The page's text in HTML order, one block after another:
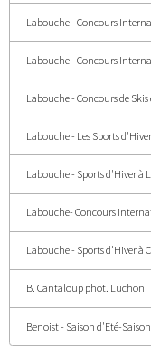
Labouche - Concours
Labouche - Concours
Labouche - Concours de Skis
Labouche - Les Sports
Labouche - Sports d'Hiver à
Labouche- Concours
Labouche - Sports d'Hiver à
B. Cantaloup phot. Luchon
Benoist - Saison d'Eté-